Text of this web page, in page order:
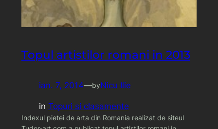
Topul artistilor romani in 2013
ian. 7, 2014—byNicu Ilie
in Topuri si clasamente
Indexul pietei de arta din Romania realizat de siteul